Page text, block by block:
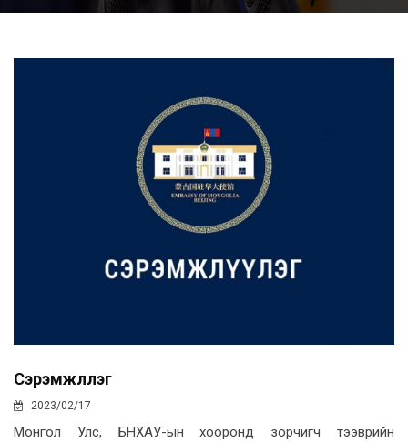
Сэрэмжлүүлэг
2023/02/17
Монгол Улс, БНХАУ-ын хооронд зорчигч тээврийн